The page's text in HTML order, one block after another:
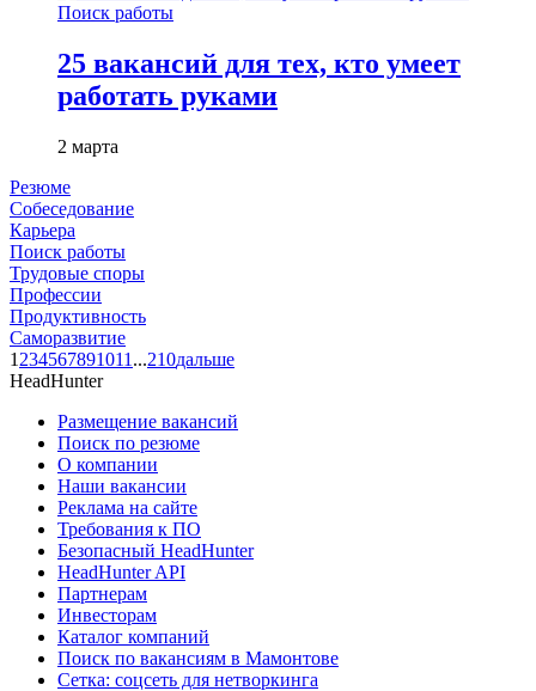
Поиск работы
25 вакансий для тех, кто умеет
работать руками
2 марта
Резюме
Собеседование
Карьера
Поиск работы
Трудовые споры
Профессии
Продуктивность
Саморазвитие
1 234567891011 ...210дальше
HeadHunter
Размещение вакансий
Поиск по резюме
О компании
Наши вакансии
Реклама на сайте
Требования к ПО
Безопасный HeadHunter
HeadHunter API
Партнерам
Инвесторам
Каталог компаний
Поиск по вакансиям в Мамонтове
Сетка: соцсеть для нетворкинга